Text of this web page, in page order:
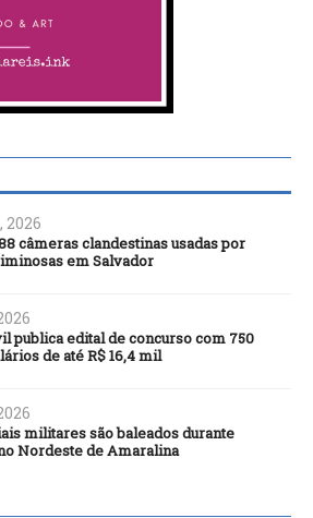
2026
câmeras clandestinas usadas por
em Salvador
publica edital de concurso com 750
de até R$ 16,4 mil
militares são baleados durante
Nordeste de Amaralina